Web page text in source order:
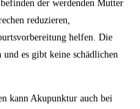
der werdenden Mutter
reduzieren,
helfen. Die‍
und⁤ es gibt⁢ keine schädlichen
⁢kann Akupunktur auch bei